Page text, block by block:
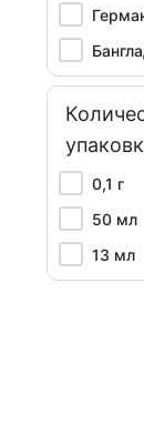
0,1 г
50 мл
13 мл